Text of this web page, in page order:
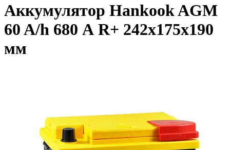
Аккумулятор Hankook AGM
60 A/h 680 А R+ 242x175x190
мм